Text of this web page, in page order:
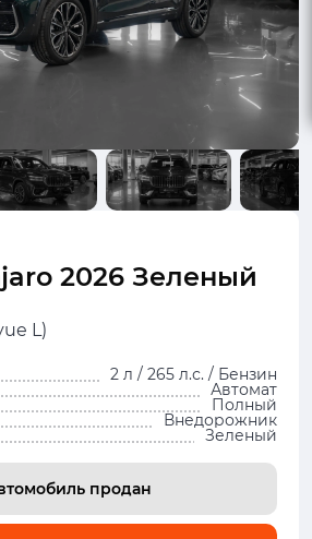
2026 Зеленый
L)
2 л / 265 л.с. / Бензин
Автомат
Полный
Внедорожник
Зеленый
продан